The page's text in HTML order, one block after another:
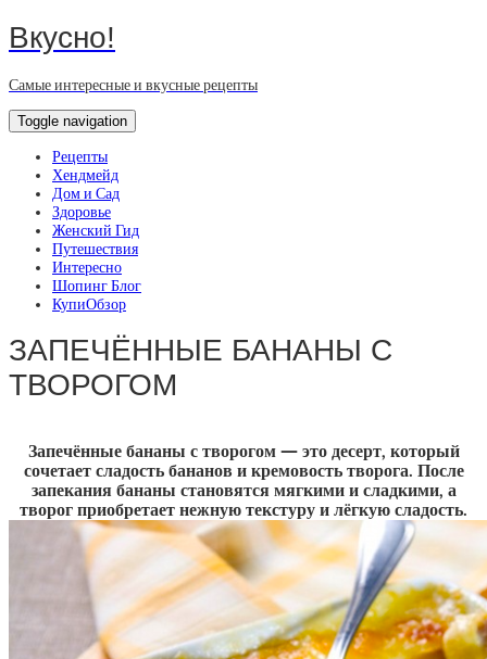
Вкусно!
Самые интересные и вкусные рецепты
Toggle navigation
Рецепты
Хендмейд
Дом и Сад
Здоровье
Женский Гид
Путешествия
Интересно
Шопинг Блог
КупиОбзор
ЗАПЕЧЁННЫЕ БАНАНЫ С
ТВОРОГОМ
Запечённые бананы с творогом — это десерт, который
сочетает сладость бананов и кремовость творога. После
запекания бананы становятся мягкими и сладкими, а
творог приобретает нежную текстуру и лёгкую сладость.